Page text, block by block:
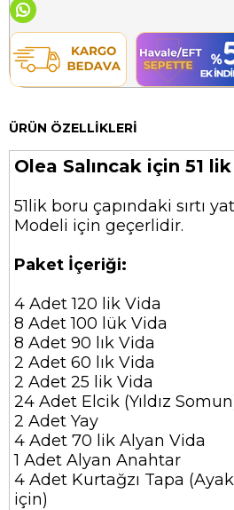
ÜRÜN ÖZELLIKLERI
Olea Salıncak için 51 lik
51lik boru çapındaki sırtı
Modeli için geçerlidir.
Paket İçeriği:
4 Adet 120 lik Vida
8 Adet 100 lük Vida
8 Adet 90 lık Vida
2 Adet 60 lık Vida
2 Adet 25 lik Vida
24 Adet Elcik (Yıldız
2 Adet Yay
4 Adet 70 lik Alyan Vida
1 Adet Alyan Anahtar
4 Adet Kurtağzı Tapa (Ayak
için)